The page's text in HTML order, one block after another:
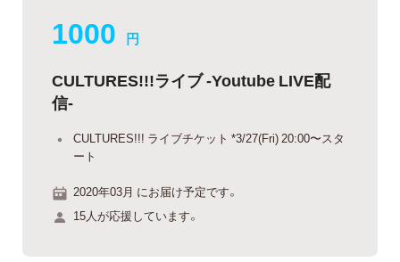
1000 円
CULTURES!!!ライブ -Youtube LIVE配
信-
CULTURES!!! ライブチケット *3/27(Fri) 20:00〜スタ
ート
2020年03月 にお届け予定です。
15人が応援しています。